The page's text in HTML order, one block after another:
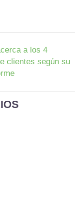
a los 4
clientes según su